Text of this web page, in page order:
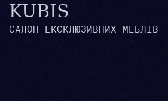
KUBIS
САЛОН ЕКСКЛЮЗИВНИХ МЕБЛІВ